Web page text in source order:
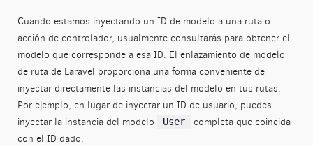
Cuando estamos inyectando un ID de modelo a una ruta o
acción de controlador, usualmente consultarás para obtener el
modelo que corresponde a esa ID. El enlazamiento de modelo
de ruta de Laravel proporciona una forma conveniente de
inyectar directamente las instancias del modelo en tus rutas.
Por ejemplo, en lugar de inyectar un ID de usuario, puedes
inyectar la instancia del modelo
User
completa que coincida
con el ID dado.